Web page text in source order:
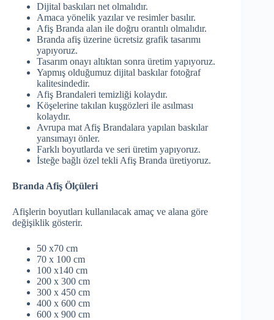
Dijital baskıları net olmalıdır.
Amaca yönelik yazılar ve resimler basılır.
Afiş Branda alan ile doğru orantılı olmalıdır.
Branda afiş üzerine ücretsiz grafik tasarımı
yapıyoruz.
Tasarım onayı altıktan sonra üretim yapıyoruz.
Yapmış olduğumuz dijital baskılar fotoğraf
kalitesindedir.
Afiş Brandaleri temizliği kolaydır.
Köşelerine takılan kuşgözleri ile asılması
kolaydır.
Avrupa mat Afiş Brandalara yapılan baskılar
yansımayı önler.
Farklı boyutlarda ve seri üretim yapıyoruz.
İsteğe bağlı özel tekli Afiş Branda üretiyoruz.
Branda Afiş Ölçüleri
Afişlerin boyutları kullanılacak amaç ve alana göre
değişiklik gösterir.
50 x70 cm
70 x 100 cm
100 x140 cm
200 x 300 cm
300 x 450 cm
400 x 600 cm
600 x 900 cm